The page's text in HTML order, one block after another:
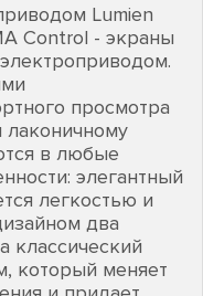
Lumien
Control - экраны
просмотра
лаконичному
в любые
элегантный
легкостью и
два
классический
который меняет